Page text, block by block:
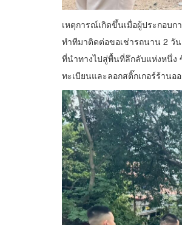
เหตุการณ์เกิดขึ้นเมื่อผู้ประกอบ
ทำทีมาติดต่อขอเช่ารถนาน 2 วั
ที่นำทางไปสู่พื้นที่ลึกลับแห่งหนึ่ง
ทะเบียนและลอกสติ๊กเกอร์ร้าน